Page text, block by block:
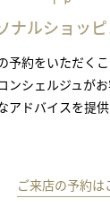
ナルショッ
予約をいただくこ
ンシェルジュが
アドバイスを提供
ご来店の予約は